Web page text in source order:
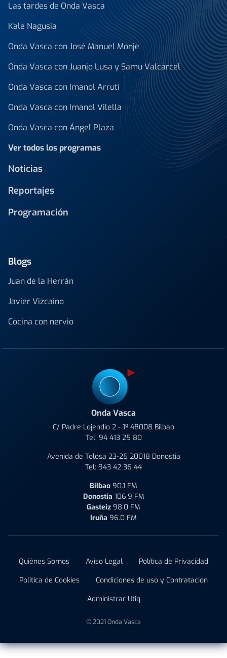
Las tardes de Onda Vasca
Kale Nagusia
Onda Vasca con José Manuel Monje
Onda Vasca con Juanjo Lusa y Samu Valcárcel
Onda Vasca con Imanol Arruti
Onda Vasca con Imanol Vilella
Onda Vasca con Ángel Plaza
Ver todos los programas
Noticias
Reportajes
Programación
Blogs
Juan de la Herrán
Javier Vizcaino
Cocina con nervio
Onda Vasca
C/ Padre Lojendio 2 - 1º 48008 Bilbao
Tel: 94 413 25 80
Avenida de Tolosa 23-25 20018 Donostia
Tel: 943 42 36 44
Bilbao 90.1 FM
Donostia 106.9 FM
Gasteiz 98.0 FM
Iruña 96.0 FM
Quiénes Somos Aviso Legal
Política de Privacidad
Política de Cookies
Condiciones de uso y Contratación
Administrar Utiq
© 2021 Onda Vasca